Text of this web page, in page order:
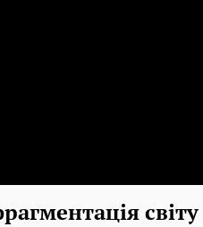
світу